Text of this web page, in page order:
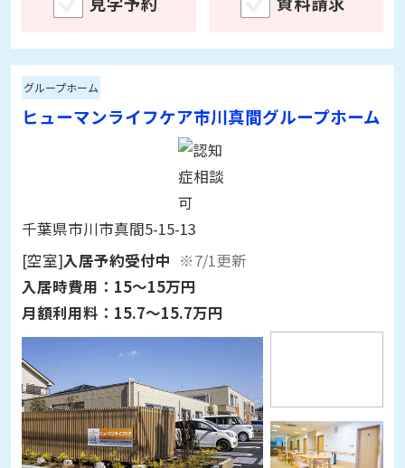
ヒューマンライフケア市川真間グループホーム
千葉県市川市真間5-15-13
[空室]入居予約受付中 ※7/1更新
入居時費用： 15～15万円
月額利用料： 15.7～15.7万円